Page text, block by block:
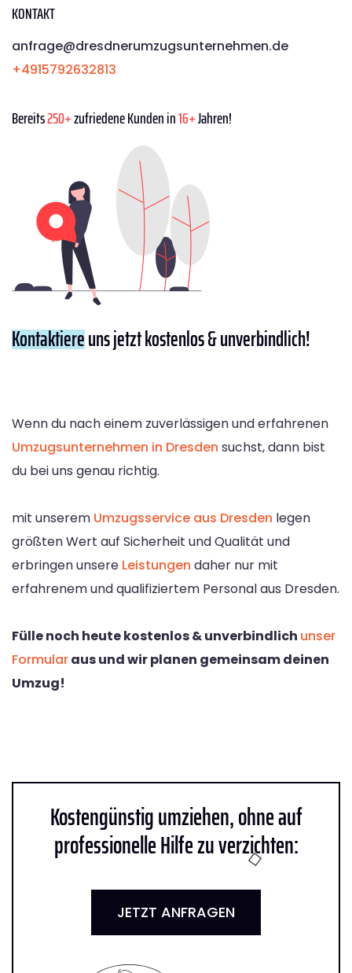
KONTAKT
anfrage@dresdnerumzugsunternehmen.de
+4915792632813
Bereits250+zufriedene Kunden in16+Jahren!
Kontaktiereuns jetzt kostenlos & unverbindlich!
Wenn du nach einem zuverlässigen und erfahrenen
Umzugsunternehmen in Dresden suchst, dann bist
du bei uns genau richtig.
mit unserem Umzugsservice aus Dresden legen
größten Wert auf Sicherheit und Qualität und
erbringen unsere Leistungen daher nur mit
erfahrenem und qualifiziertem Personal aus Dresden.
Fülle noch heute kostenlos & unverbindlich unser
Formularaus und wir planen gemeinsam deinen
Umzug!
Kostengünstig umziehen, ohne auf
professionelle Hilfe zu verzichten:
JETZT ANFRAGEN